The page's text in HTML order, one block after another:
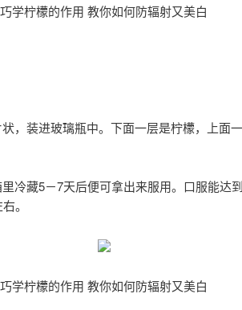
巧学柠檬的作用 教你如何防辐射又美白
，装进玻璃瓶中。下面一层是柠檬，上面
冷藏5－7天后便可拿出来服用。口服能达
。
巧学柠檬的作用 教你如何防辐射又美白